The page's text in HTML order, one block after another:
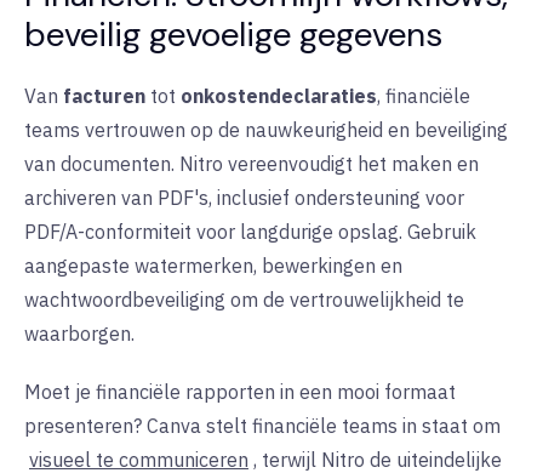
beveilig gevoelige gegevens
Van facturen tot onkostendeclaraties, financiële
teams vertrouwen op de nauwkeurigheid en beveiliging
van documenten. Nitro vereenvoudigt het maken en
archiveren van PDF's, inclusief ondersteuning voor
PDF/A-conformiteit voor langdurige opslag. Gebruik
aangepaste watermerken, bewerkingen en
wachtwoordbeveiliging om de vertrouwelijkheid te
waarborgen.
Moet je financiële rapporten in een mooi formaat
presenteren? Canva stelt financiële teams in staat om
visueel te communiceren , terwijl Nitro de uiteindelijke